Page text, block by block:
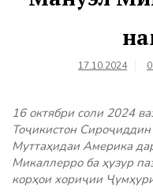
17.10.2024
16 октябри соли 2024
Тоҷикистон
Муттаҳидаи Америка
Микаллерро ба ҳузур
корҳои хориҷии